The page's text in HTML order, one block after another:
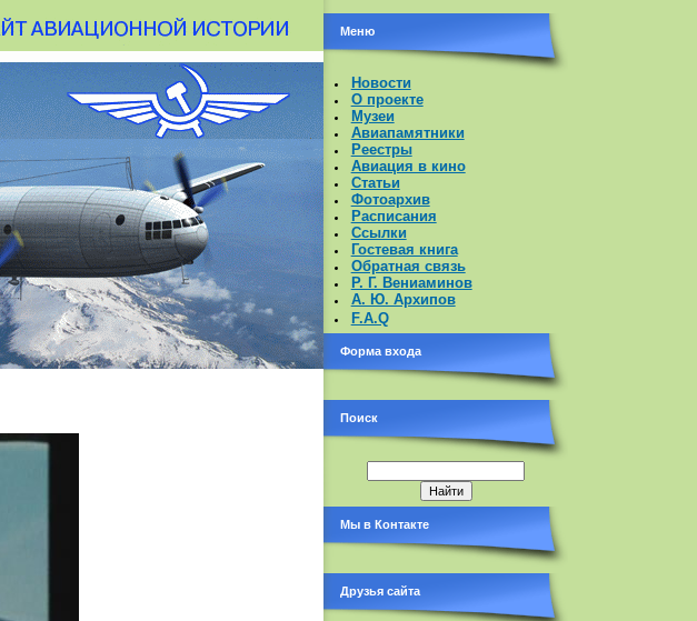
Меню
Новости
О проекте
Музеи
Авиапамятники
Реестры
Авиация в кино
Статьи
Фотоархив
Расписания
Ссылки
Гостевая книга
Обратная связь
Р. Г. Вениаминов
А. Ю. Архипов
F.A.Q
Форма входа
Поиск
Мы в Контакте
Друзья сайта